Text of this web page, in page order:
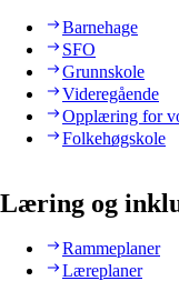
Barnehage
SFO
Grunnskole
Videregående
Opplæring for
Folkehøgskole
Læring og
Rammeplaner
Læreplaner